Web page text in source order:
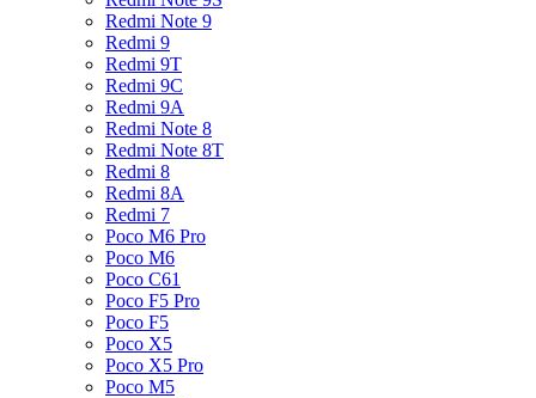
Redmi Note 9
Redmi 9
Redmi 9T
Redmi 9C
Redmi 9A
Redmi Note 8
Redmi Note 8T
Redmi 8
Redmi 8A
Redmi 7
Poco M6 Pro
Poco M6
Poco C61
Poco F5 Pro
Poco F5
Poco X5
Poco X5 Pro
Poco M5